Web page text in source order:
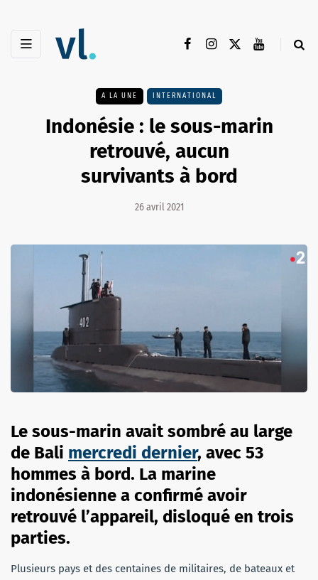
A LA UNE INTERNATIONAL
Indonésie : le sous-marin
retrouvé, aucun
survivants à bord
26 avril 2021
Le sous-marin avait sombré au large
de Bali mercredi dernier, avec 53
hommes à bord. La marine
indonésienne a confirmé avoir
retrouvé l’appareil, disloqué en trois
parties.
Plusieurs pays et des centaines de militaires, de bateaux et